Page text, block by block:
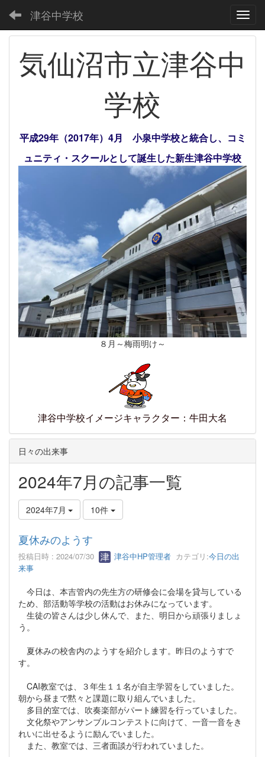
津谷中学校
気仙沼市立津谷中
学校
平成29年（2017年）4月 小泉中学校と統合し、コミ
ュニティ・スクールとして誕生した新生津谷中学校
８月～梅雨明け～
津谷中学校イメージキャラクター：牛田大名
日々の出来事
2024年7月の記事一覧
2024年7月 10件
夏休みのようす
投稿日時 : 2024/07/30 津谷中HP管理者 カテゴリ:今日の出
来事
今日は、本吉管内の先生方の研修会に会場を貸与している
ため、部活動等学校の活動はお休みになっています。
生徒の皆さんは少し休んで、また、明日から頑張りましょ
う。
夏休みの校舎内のようすを紹介します。昨日のようすで
す。
CAI教室では、３年生１１名が自主学習をしていました。
朝から昼まで黙々と課題に取り組んでいました。
多目的室では、吹奏楽部がパート練習を行っていました。
文化祭やアンサンブルコンテストに向けて、一音一音をき
れいに出せるように励んでいました。
また、教室では、三者面談が行われていました。